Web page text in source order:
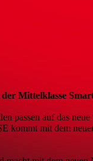
Mittelklasse
passen auf das
kommt mit dem